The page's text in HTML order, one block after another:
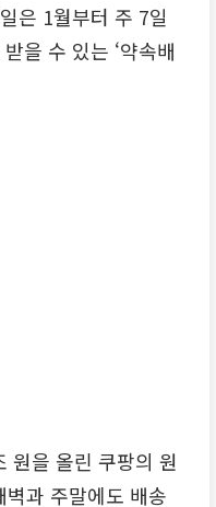
은 1월부터 주 7일
을 수 있는 ‘약속배
원을 올린 쿠팡의 원
벽과 주말에도 배송